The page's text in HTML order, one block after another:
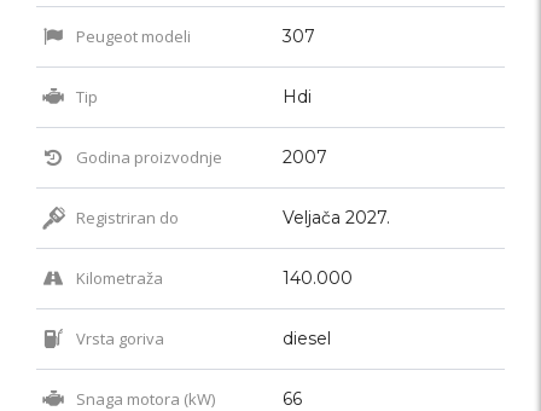
Peugeot modeli 307
Tip Hdi
Godina proizvodnje 2007
Registriran do Veljača 2027.
Kilometraža 140.000
Vrsta goriva diesel
Snaga motora (kW) 66